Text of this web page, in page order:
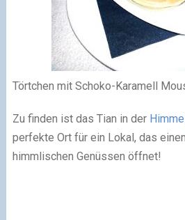
Törtchen mit Schoko-Karamell
Zu finden ist das Tian in der
perfekte Ort für ein Lokal, das
himmlischen Genüssen öffnet!